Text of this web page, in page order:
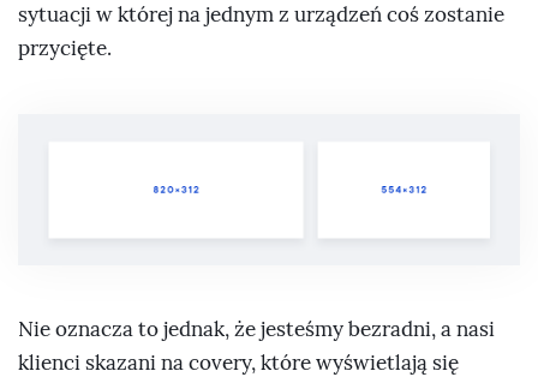
sytuacji w której na jednym z urządzeń coś zostanie
przycięte.
Nie oznacza to jednak, że jesteśmy bezradni, a nasi
klienci skazani na covery, które wyświetlają się